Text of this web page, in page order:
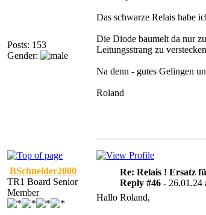
Posts: 153
Gender:
Das schwarze Relais habe
Die Diode baumelt da nur
Leitungsstrang zu
Na denn - gutes Gelingen
Roland
BSchneider2000
TR1 Board Senior
Member
Re: Relais ! Ersatz
Reply #46 - 26.01.24
Hallo Roland,